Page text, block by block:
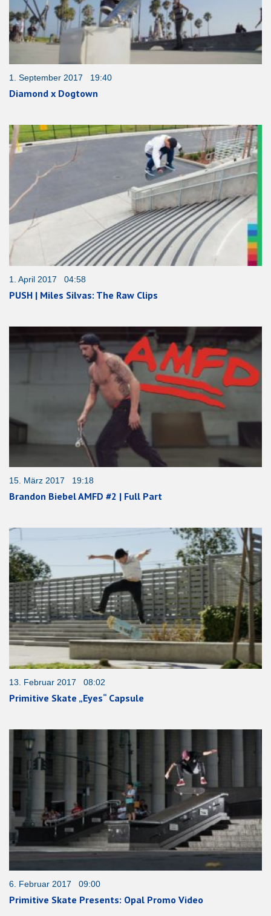
1. September 2017 19:40
Diamond x Dogtown
1. April 2017 04:58
PUSH | Miles Silvas: The Raw Clips
15. März 2017 19:18
Brandon Biebel AMFD #2 | Full Part
13. Februar 2017 08:02
Primitive Skate „Eyes“ Capsule
6. Februar 2017 09:00
Primitive Skate Presents: Opal Promo Video